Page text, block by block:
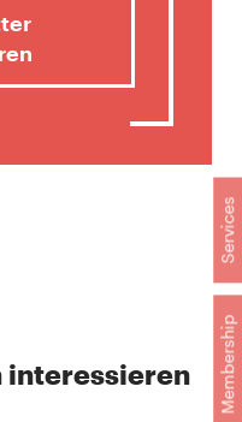
Membership
Services
interessieren